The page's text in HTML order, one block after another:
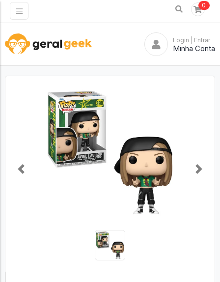
0
Login | Entrar
Minha Conta
Previous Next